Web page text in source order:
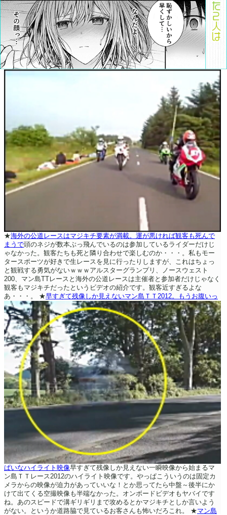
★海外の公道レースはマジキチ要素が満載。運が悪ければ観客も死んで
まうで頭のネジが数本ぶっ飛んでいるのは参加しているライダーだけじ
ゃなかった。観客たちも死と隣り合わせで楽しむのか・・・。私もモー
タースポーツが好きで生レースを見に行ったりしますが、これはちょっ
と観戦する勇気がないｗｗｗアルスターグランプリ、ノースウェスト
200、マン島TTレースと海外の公道レースは主催者と参加者だけじゃなく
観客もマジキチだったというビデオの紹介です。観客近すぎるよな
あ・・・。
★早すぎて残像しか見えないマン島ＴＴ2012。もうお腹いっ
ぱいなハイライト映像早すぎて残像しか見えない一瞬映像から始まるマ
ン島ＴＴレース2012のハイライト映像です。やっぱこういうのは固定カ
メラからの映像が迫力があっていいな！とか思ってたら中盤～後半にか
けて出てくる空撮映像も半端なかった。オンボードビデオもヤバイです
ね。あのスピードで溝ギリギリまで攻めるとかマジキチとしか言いよう
がない。というか道路脇で見ているお客さんも怖いだろこれ。
★マン島